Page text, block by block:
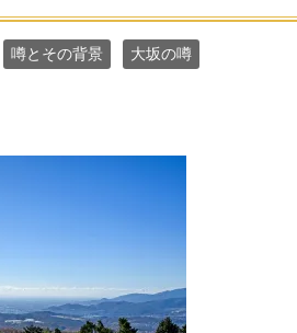
噂とその背景 大坂の噂